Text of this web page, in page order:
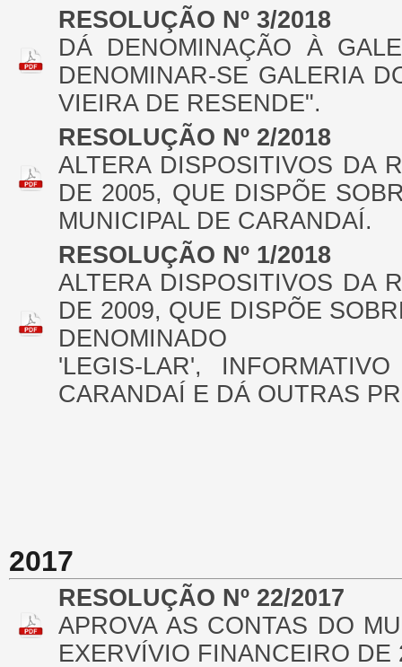
RESOLUÇÃO Nº 3/2018
DÁ DENOMINAÇÃO À
DENOMINAR-SE GALERIA
VIEIRA DE RESENDE".
RESOLUÇÃO Nº 2/2018
ALTERA DISPOSITIVOS DA
DE 2005, QUE DISPÕE
MUNICIPAL DE CARANDAÍ.
RESOLUÇÃO Nº 1/2018
ALTERA DISPOSITIVOS DA
DE 2009, QUE DISPÕE
DENOMINADO
'LEGIS-LAR',
CARANDAÍ E DÁ OUTRAS
2017
RESOLUÇÃO Nº 22/2017
APROVA AS CONTAS DO
EXERVÍVIO FINANCEIRO DE